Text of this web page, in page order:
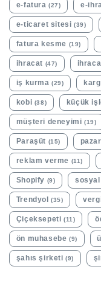
e-fatura (27) e-
e-ticaret sitesi (39)
fatura kesme (19)
ihracat (47)
iş kurma (29)
kobi (38) küçük
müşteri deneyimi (19)
Paraşüt (15)
reklam verme (11)
Shopify (9)
Trendyol (35)
Çiçeksepeti (11)
ön muhasebe (9)
şahıs şirketi (9)